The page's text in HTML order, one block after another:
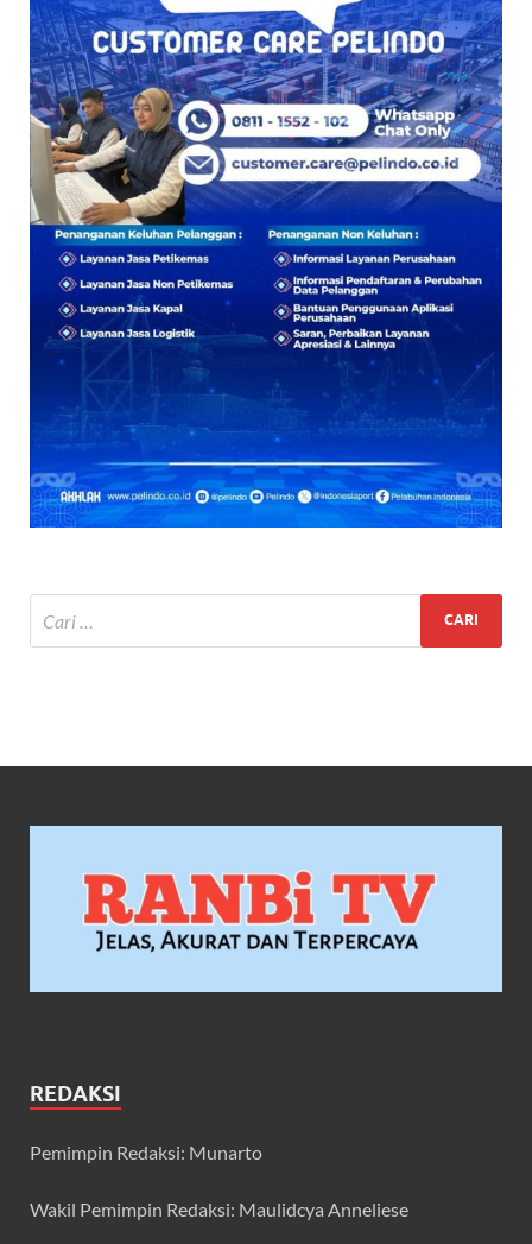
REDAKSI
Pemimpin Redaksi: Munarto
Wakil Pemimpin Redaksi: Maulidcya Anneliese